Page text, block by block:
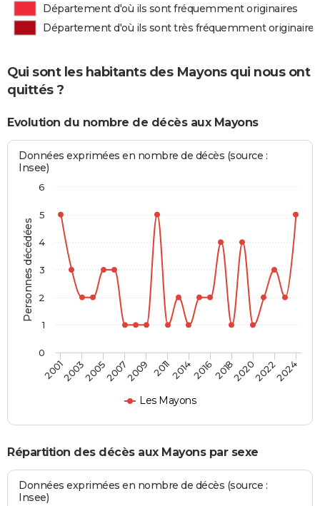
Département d'où ils sont fréquemment originaires
Département d'où ils sont très fréquemment originaires
Qui sont les habitants des Mayons qui nous ont
quittés ?
Evolution du nombre de décès aux Mayons
Personnes décédées
Données exprimées en nombre de décès (source :
Insee)
Les Mayons
20012003200520072009 2011201420162018202020222024
0
1
2
3
4
5
6
Répartition des décès aux Mayons par sexe
Données exprimées en nombre de décès (source :
Insee)